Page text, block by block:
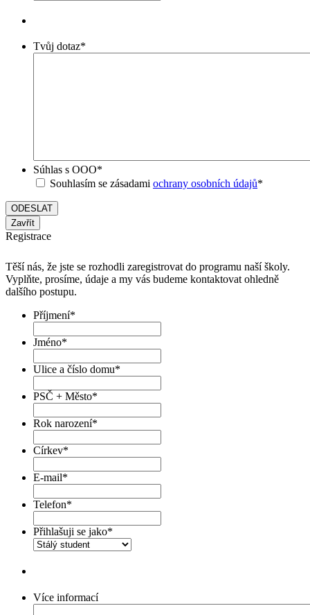
Tvůj dotaz*
Súhlas s OOO*
Souhlasím se zásadami ochrany osobních údajů*
Zavřít
Registrace
Těší nás, že jste se rozhodli zaregistrovat do programu naší školy.
Vyplňte, prosíme, údaje a my vás budeme kontaktovat ohledně
dalšího postupu.
Příjmení*
Jméno*
Ulice a číslo domu*
PSČ + Město*
Rok narození*
Církev*
E-mail*
Telefon*
Přihlašuji se jako*
Více informací